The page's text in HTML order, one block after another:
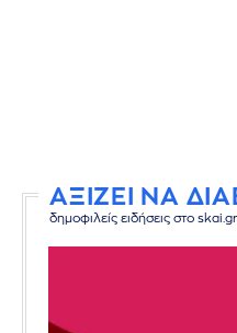
ΑΞΙΖΕΙ ΝΑ
δημοφιλείς ειδήσεις στο skai.gr